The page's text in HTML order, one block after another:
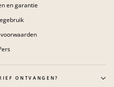
en garantie
ONTVANGEN?